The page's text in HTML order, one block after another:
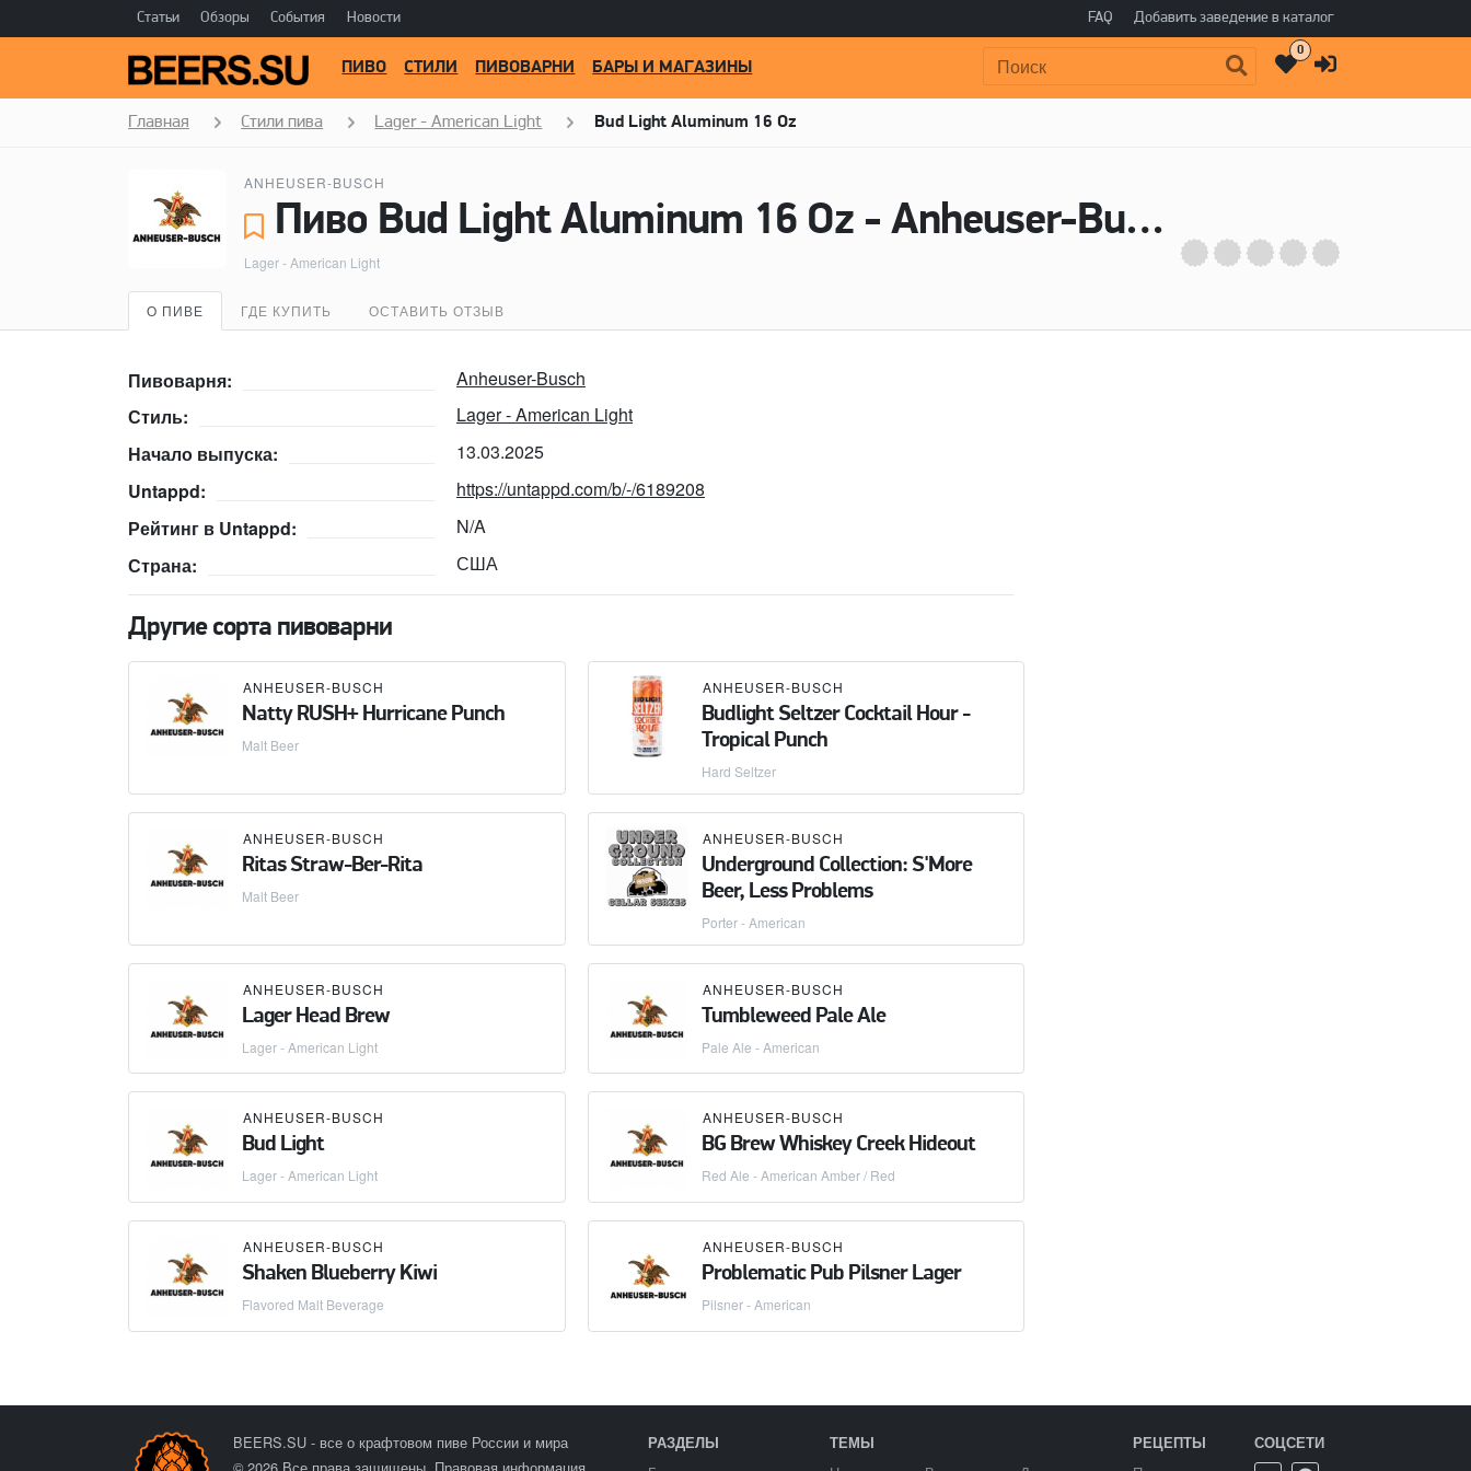
Статьи Обзоры События Новости FAQ Добавить заведение в каталог
Поиск:
ПИВО СТИЛИ ПИВОВАРНИ БАРЫ И МАГАЗИНЫ
0
Главная Стили пива Lager - American Light Bud Light Aluminum 16 Oz
ANHEUSER-BUSCH
Пиво Bud Light Aluminum 16 Oz - Anheuser-Busch
Lager - American Light
О ПИВЕ ГДЕ КУПИТЬ ОСТАВИТЬ ОТЗЫВ
Пивоварня:
Anheuser-Busch
Стиль:
Lager - American Light
Начало выпуска:
13.03.2025
Untappd:
https://untappd.com/b/-/6189208
Рейтинг в Untappd:
N/A
Страна:
США
Другие сорта пивоварни
ANHEUSER-BUSCH
Natty RUSH+ Hurricane Punch
Malt Beer
ANHEUSER-BUSCH
Budlight Seltzer Cocktail Hour -
Tropical Punch
Hard Seltzer
ANHEUSER-BUSCH
Ritas Straw-Ber-Rita
Malt Beer
ANHEUSER-BUSCH
Underground Collection: S'More
Beer, Less Problems
Porter - American
ANHEUSER-BUSCH
Lager Head Brew
Lager - American Light
ANHEUSER-BUSCH
Tumbleweed Pale Ale
Pale Ale - American
ANHEUSER-BUSCH
Bud Light
Lager - American Light
ANHEUSER-BUSCH
BG Brew Whiskey Creek Hideout
Red Ale - American Amber / Red
ANHEUSER-BUSCH
Shaken Blueberry Kiwi
Flavored Malt Beverage
ANHEUSER-BUSCH
Problematic Pub Pilsner Lager
Pilsner - American
BEERS.SU - все о крафтовом пиве России и мира
РАЗДЕЛЫ ТЕМЫ РЕЦЕПТЫ СОЦСЕТИ